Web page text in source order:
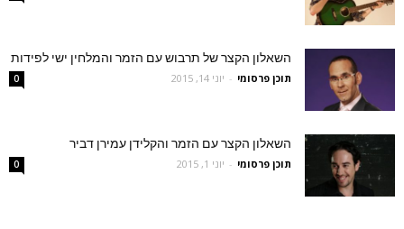
השאלון הקצר של תרבוש עם הזמר והמלחין ישי לפידות
תוכן פרסומי - יוני 14, 2015 0
השאלון הקצר עם הזמר והקלידן עמירן דביר
תוכן פרסומי - יוני 1, 2015 0